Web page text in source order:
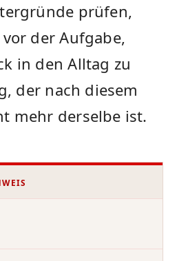
prüfen,
der Aufgabe,
in den Alltag zu
der nach diesem
mehr derselbe ist.